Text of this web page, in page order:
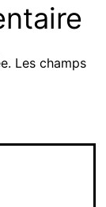
Les champs